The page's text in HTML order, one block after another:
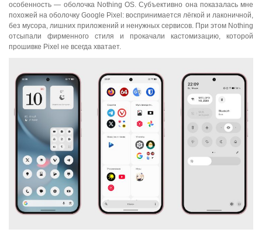
особенность — оболочка Nothing OS. Субъективно она показалась мне
похожей на оболочку Google Pixel: воспринимается лёгкой и лаконичной,
без мусора, лишних приложений и ненужных сервисов. При этом Nothing
отсыпали фирменного стиля и прокачали кастомизацию, которой
прошивке Pixel не всегда хватает.